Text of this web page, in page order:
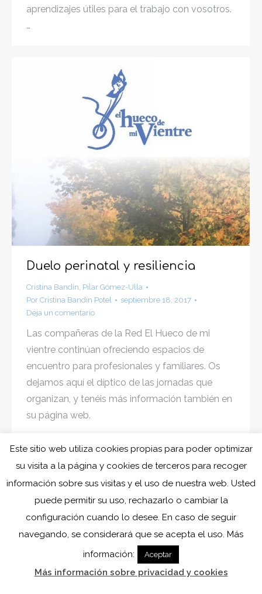
aprendizajes útiles para el trabajo con vosotros.
…
Duelo perinatal y resiliencia
Cristina Bandín, Pilar Gómez-Ulla
Por Cristina Bandín Potel
septiembre 18, 2017
Deja un comentario
Las compañeras de la Red El Hueco de mi
vientre continúan ofreciendo espacios de
encuentro para profesionales y familiares. Os
dejamos aquí el díptico de las jornadas que
organizan, y tenéis más información también en
su página web.
← 1 … 3 4 5 6 7 →
Este sitio web utiliza cookies propias para poder optimizar
su visita a la página y cookies de terceros para recoger
información sobre sus visitas y el uso de nuestra web. Usted
puede permitir su uso, rechazarlo o cambiar la
configuración cuando lo desee. En caso de seguir
navegando, se considerará que se acepta el uso. Más
información:
Aceptar
Más información sobre privacidad y cookies